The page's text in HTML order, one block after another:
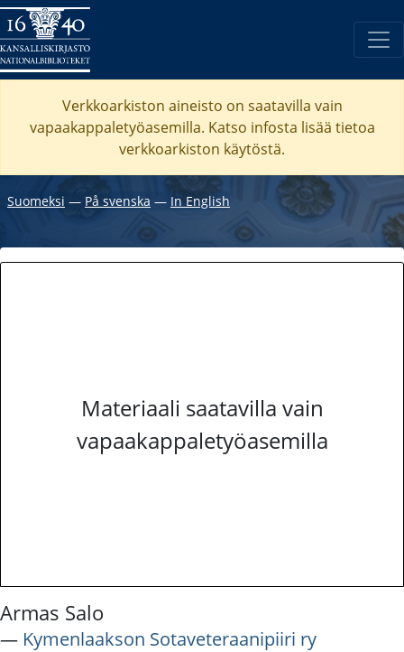
Verkkoarkiston aineisto on saatavilla vain
vapaakappaletyöasemilla. Katso infosta lisää tietoa
verkkoarkiston käytöstä.
Suomeksi ― På svenska ― In English
Materiaali saatavilla vain
vapaakappaletyöasemilla
Armas Salo
― Kymenlaakson Sotaveteraanipiiri ry